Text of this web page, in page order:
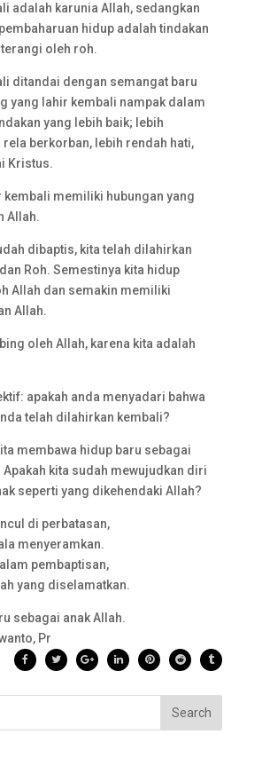
adalah karunia Allah, sedangkan
hidup adalah tindakan
oleh roh.
ditandai dengan semangat baru
yang lahir kembali nampak dalam
yang lebih baik; lebih
berkorban, lebih rendah hati,
Kristus.
kembali memiliki hubungan yang
Allah.
dibaptis, kita telah dilahirkan
Roh. Semestinya kita hidup
Allah dan semakin memiliki
Allah.
oleh Allah, karena kita adalah
apakah anda menyadari bahwa
telah dilahirkan kembali?
membawa hidup baru sebagai
Apakah kita sudah mewujudkan diri
seperti yang dikehendaki Allah?
di perbatasan,
menyeramkan.
pembaptisan,
yang diselamatkan.
sebagai anak Allah.
Pr